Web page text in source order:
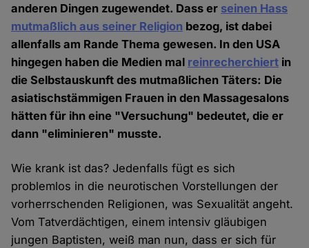
anderen Dingen zugewendet. Dass er seinen Hass
mutmaßlich aus seiner Religion bezog, ist dabei
allenfalls am Rande Thema gewesen. In den USA
hingegen haben die Medien mal reinrecherchiert in
die Selbstauskunft des mutmaßlichen Täters: Die
asiatischstämmigen Frauen in den Massagesalons
hätten für ihn eine "Versuchung" bedeutet, die er
dann "eliminieren" musste.
Wie krank ist das? Jedenfalls fügt es sich
problemlos in die neurotischen Vorstellungen der
vorherrschenden Religionen, was Sexualität angeht.
Vom Tatverdächtigen, einem intensiv gläubigen
jungen Baptisten, weiß man nun, dass er sich für